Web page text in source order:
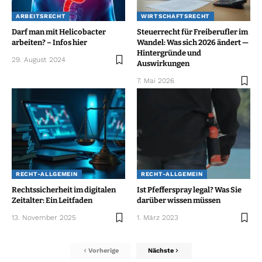
ARBEITSRECHT
Darf man mit Helicobacter
arbeiten? – Infos hier
29. August 2024
WIRTSCHAFTSRECHT
Steuerrecht für Freiberufler im
Wandel: Was sich 2026 ändert —
Hintergründe und
Auswirkungen
7. Mai 2026
RECHT-ALLGEMEIN
Rechtssicherheit im digitalen
Zeitalter: Ein Leitfaden
13. November 2025
RECHT-ALLGEMEIN
Ist Pfefferspray legal? Was Sie
darüber wissen müssen
1. März 2023
Vorherige Nächste